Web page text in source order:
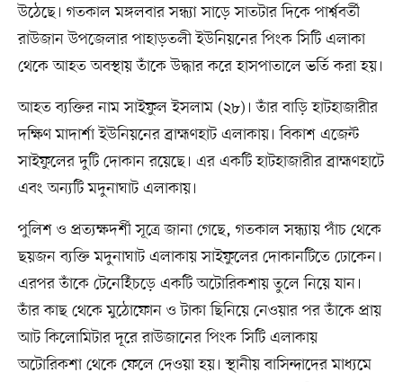
উঠেছে। গতকাল মঙ্গলবার সন্ধ্যা সাড়ে সাতটার দিকে পার্শ্ববর্তী
রাউজান উপজেলার পাহাড়তলী ইউনিয়নের পিংক সিটি এলাকা
থেকে আহত অবস্থায় তাঁকে উদ্ধার করে হাসপাতালে ভর্তি করা হয়।
আহত ব্যক্তির নাম সাইফুল ইসলাম (২৮)। তাঁর বাড়ি হাটহাজারীর
দক্ষিণ মাদার্শা ইউনিয়নের ব্রাহ্মণহাট এলাকায়। বিকাশ এজেন্ট
সাইফুলের দুটি দোকান রয়েছে। এর একটি হাটহাজারীর ব্রাহ্মণহাটে
এবং অন্যটি মদুনাঘাট এলাকায়।
পুলিশ ও প্রত্যক্ষদর্শী সূত্রে জানা গেছে, গতকাল সন্ধ্যায় পাঁচ থেকে
ছয়জন ব্যক্তি মদুনাঘাট এলাকায় সাইফুলের দোকানটিতে ঢোকেন।
এরপর তাঁকে টেনেহিঁচড়ে একটি অটোরিকশায় তুলে নিয়ে যান।
তাঁর কাছ থেকে মুঠোফোন ও টাকা ছিনিয়ে নেওয়ার পর তাঁকে প্রায়
আট কিলোমিটার দূরে রাউজানের পিংক সিটি এলাকায়
অটোরিকশা থেকে ফেলে দেওয়া হয়। স্থানীয় বাসিন্দাদের মাধ্যমে